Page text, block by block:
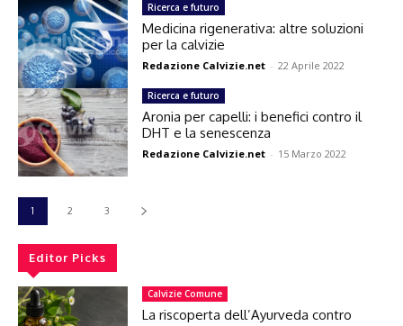
Ricerca e futuro
Medicina rigenerativa: altre soluzioni
per la calvizie
Redazione Calvizie.net - 22 Aprile 2022
Ricerca e futuro
Aronia per capelli: i benefici contro il
DHT e la senescenza
Redazione Calvizie.net - 15 Marzo 2022
1 2 3
Editor Picks
Calvizie Comune
La riscoperta dell’Ayurveda contro